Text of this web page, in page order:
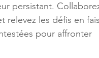
persistant.
relevez les défis en
pour affronter